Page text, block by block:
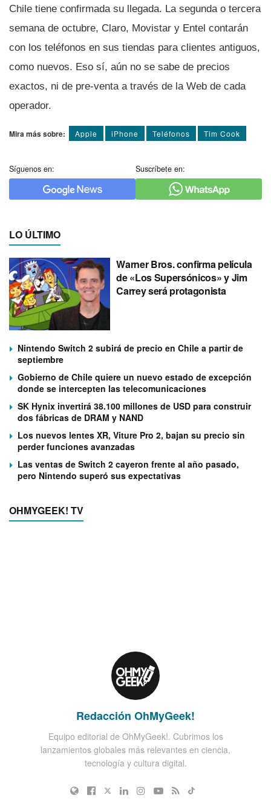
Chile tiene confirmada su llegada. La segunda o tercera
semana de octubre, Claro, Movistar y Entel contarán
con los teléfonos en sus tiendas para clientes antiguos,
como nuevos. Eso sí­, aún no se sabe de precios
exactos, ni de pre-venta a través de la Web de cada
operador.
Mira más sobre: Apple iPhone Teléfonos Tim Cook
Síguenos en: Suscríbete en:
LO ÚLTIMO
Warner Bros. confirma película
de «Los Supersónicos» y Jim
Carrey será protagonista
Nintendo Switch 2 subirá de precio en Chile a partir de
septiembre
Gobierno de Chile quiere un nuevo estado de excepción
donde se intercepten las telecomunicaciones
SK Hynix invertirá 38.100 millones de USD para construir
dos fábricas de DRAM y NAND
Los nuevos lentes XR, Viture Pro 2, bajan su precio sin
perder funciones avanzadas
Las ventas de Switch 2 cayeron frente al año pasado,
pero Nintendo superó sus expectativas
OHMYGEEK! TV
Redacción OhMyGeek!
Equipo editorial de OhMyGeek!. Cubrimos los
lanzamientos globales más relevantes en ciencia,
tecnología y cultura digital.